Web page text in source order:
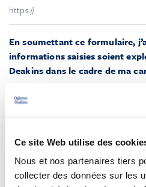
Ce site Web utilise des
Nous et nos partenaires tiers
collecter des données sur les
En soumettant ce formulaire,
informations saisies soient
Deakins dans le cadre de ma